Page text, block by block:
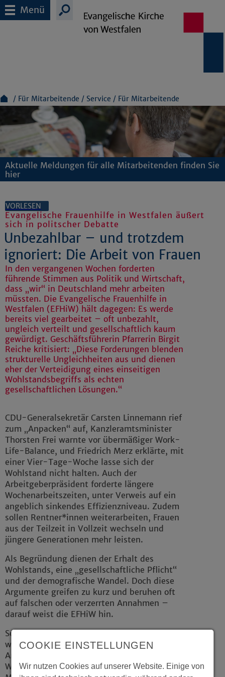
Menü
Für Mitarbeitende Service Für Mitarbeitende
Aktuelle Meldungen für alle Mitarbeitenden finden Sie
hier
VORLESEN
Evangelische Frauenhilfe in Westfalen äußert
sich in politscher Debatte
Unbezahlbar – und trotzdem
ignoriert: Die Arbeit von Frauen
In den vergangenen Wochen forderten
führende Stimmen aus Politik und Wirtschaft,
dass „wir“ in Deutschland mehr arbeiten
müssten. Die Evangelische Frauenhilfe in
Westfalen (EFHiW) hält dagegen: Es werde
bereits viel gearbeitet – oft unbezahlt,
ungleich verteilt und gesellschaftlich kaum
gewürdigt. Geschäftsführerin Pfarrerin Birgit
Reiche kritisiert: „Diese Forderungen blenden
strukturelle Ungleichheiten aus und dienen
eher der Verteidigung eines einseitigen
Wohlstandsbegriffs als echten
gesellschaftlichen Lösungen.“
CDU-Generalsekretär Carsten Linnemann rief
zum „Anpacken“ auf, Kanzleramtsminister
Thorsten Frei warnte vor übermäßiger Work-
Life-Balance, und Friedrich Merz erklärte, mit
einer Vier-Tage-Woche lasse sich der
Wohlstand nicht halten. Auch der
Arbeitgeberpräsident forderte längere
Wochenarbeitszeiten, unter Verweis auf ein
angeblich sinkendes Effizienzniveau. Zudem
sollen Rentner*innen weiterarbeiten, Frauen
aus der Teilzeit in Vollzeit wechseln und
jüngere Generationen mehr leisten.
Als Begründung dienen der Erhalt des
Wohlstands, eine „gesellschaftliche Pflicht“
und der demografische Wandel. Doch diese
Argumente greifen zu kurz und beruhen oft
auf falschen oder verzerrten Annahmen –
darauf weist die EFHiW hin.
So sei es ein Irrtum, dass „die Deutschen zu
wenig arbeiten“: 2023 wurden so viele
Arbeitsstunden geleistet wie seit der
Wiedervereinigung nicht – darunter 1,3
COOKIE EINSTELLUNGEN
Wir nutzen Cookies auf unserer Website. Einige von